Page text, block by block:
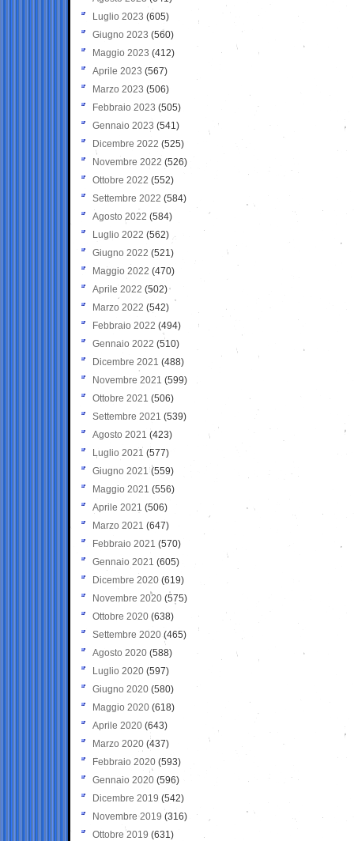
Luglio 2023 (605)
Giugno 2023 (560)
Maggio 2023 (412)
Aprile 2023 (567)
Marzo 2023 (506)
Febbraio 2023 (505)
Gennaio 2023 (541)
Dicembre 2022 (525)
Novembre 2022 (526)
Ottobre 2022 (552)
Settembre 2022 (584)
Agosto 2022 (584)
Luglio 2022 (562)
Giugno 2022 (521)
Maggio 2022 (470)
Aprile 2022 (502)
Marzo 2022 (542)
Febbraio 2022 (494)
Gennaio 2022 (510)
Dicembre 2021 (488)
Novembre 2021 (599)
Ottobre 2021 (506)
Settembre 2021 (539)
Agosto 2021 (423)
Luglio 2021 (577)
Giugno 2021(559)
Maggio 2021 (556)
Aprile 2021 (506)
Marzo 2021 (647)
Febbraio 2021 (570)
Gennaio 2021 (605)
Dicembre 2020 (619)
Novembre 2020 (575)
Ottobre 2020 (638)
Settembre 2020(465)
Agosto 2020 (588)
Luglio 2020 (597)
Giugno 2020 (580)
Maggio 2020 (618)
Aprile 2020 (643)
Marzo 2020 (437)
Febbraio 2020 (593)
Gennaio 2020 (596)
Dicembre 2019 (542)
Novembre 2019 (316)
Ottobre 2019 (631)